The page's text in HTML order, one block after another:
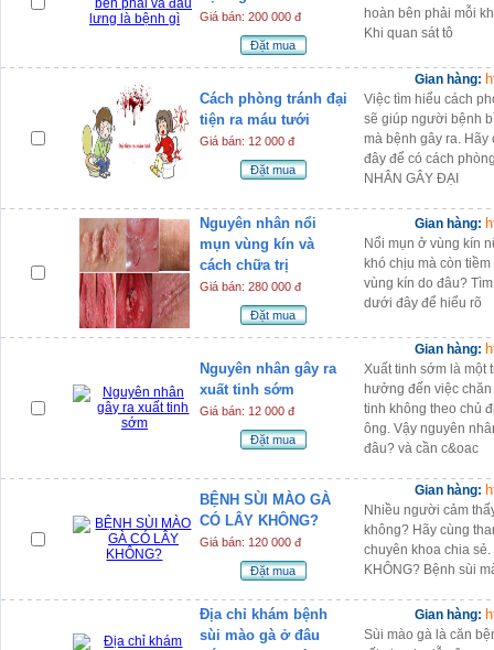
Giá bán: 200 000 đ
Đặt mua
hoàn bên phải mỗi
Khi quan sát tô
Cách phòng tránh đại
tiện ra máu tưới
Giá bán: 12 000 đ
Đặt mua
Gian hàng:
Việc tìm hiểu cách
sẽ giúp người bệnh
mà bệnh gây ra.
đây để có cách
NHÂN GÂY ĐẠI
Nguyên nhân nổi
mụn vùng kín và
cách chữa trị
Giá bán: 280 000 đ
Đặt mua
Gian hàng:
Nổi mụn ở vùng kín
khó chịu mà còn
vùng kín do đâu?
dưới đây để hiểu rõ
Nguyên nhân gây ra
xuất tinh sớm
Giá bán: 12 000 đ
Đặt mua
Gian hàng:
Xuất tinh sớm là một
hưởng đến việc
tinh không theo chủ
ông. Vậy nguyên
đâu? và cần c&oac
BỆNH SÙI MÀO GÀ
CÓ LÂY KHÔNG?
Giá bán: 120 000 đ
Đặt mua
Gian hàng:
Nhiều người cảm
không? Hãy cùng
chuyên khoa chia sẻ.
KHÔNG? Bệnh sùi
Địa chỉ khám bệnh
sùi mào gà ở đâu
Gian hàng:
Sùi mào gà là căn